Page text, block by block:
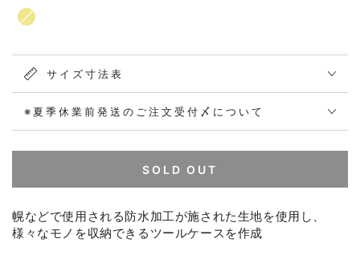
サイズ寸法表
※夏季休業前発送のご注文受付〆について
SOLD OUT
幌などで使用される防水加工が施された生地を使用し、
様々なモノを収納できるツールケースを作成